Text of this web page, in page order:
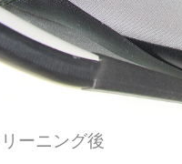
ーニング後